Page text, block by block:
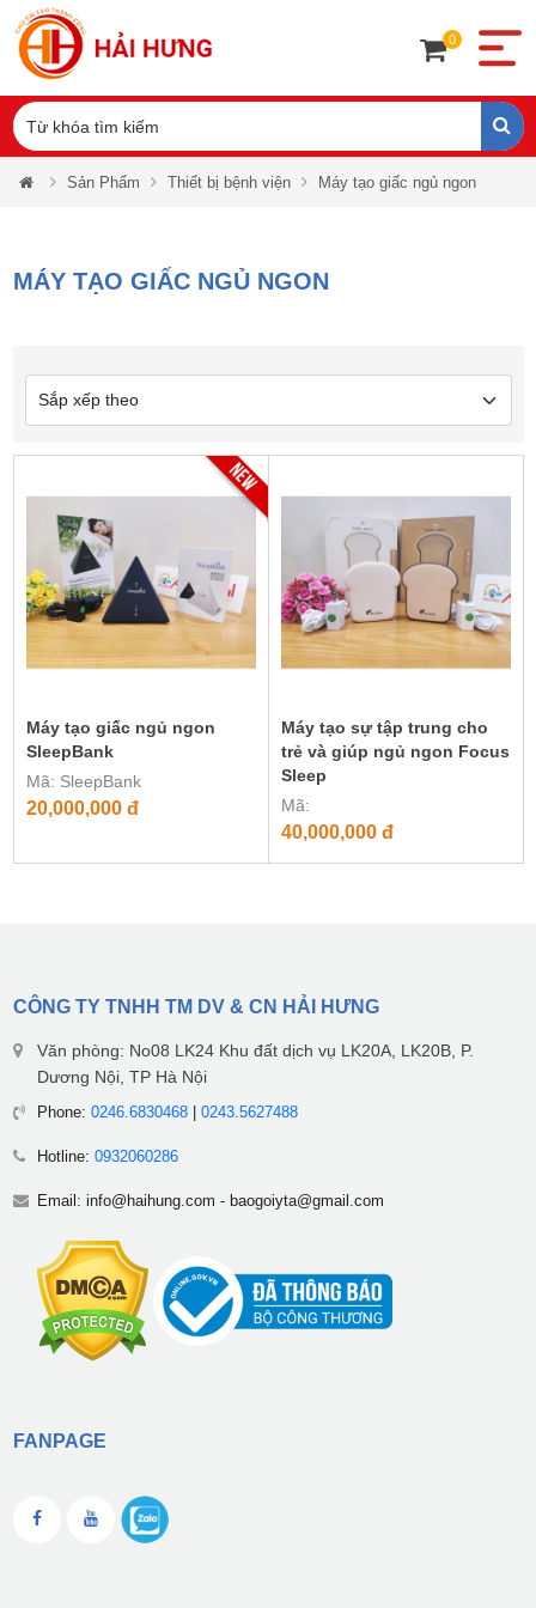
0
Sản Phẩm Thiết bị bệnh viện Máy tạo giấc ngủ ngon
MÁY TẠO GIẤC NGỦ NGON
Máy tạo giấc ngủ ngon
SleepBank
Mã: SleepBank
20,000,000đ
Máy tạo sự tập trung cho
trẻ và giúp ngủ ngon Focus
Sleep
Mã:
40,000,000đ
CÔNG TY TNHH TM DV & CN HẢI HƯNG
Văn phòng: No08 LK24 Khu đất dịch vụ LK20A, LK20B, P.
Dương Nội, TP Hà Nội
Phone: 0246.6830468| 0243.5627488
Hotline: 0932060286
Email: info@haihung.com - baogoiyta@gmail.com
FANPAGE